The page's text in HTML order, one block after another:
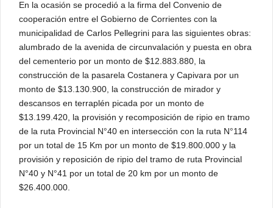
En la ocasión se procedió a la firma del Convenio de
cooperación entre el Gobierno de Corrientes con la
municipalidad de Carlos Pellegrini para las siguientes obras:
alumbrado de la avenida de circunvalación y puesta en obra
del cementerio por un monto de $12.883.880, la
construcción de la pasarela Costanera y Capivara por un
monto de $13.130.900, la construcción de mirador y
descansos en terraplén picada por un monto de
$13.199.420, la provisión y recomposición de ripio en tramo
de la ruta Provincial N°40 en intersección con la ruta N°114
por un total de 15 Km por un monto de $19.800.000 y la
provisión y reposición de ripio del tramo de ruta Provincial
N°40 y N°41 por un total de 20 km por un monto de
$26.400.000.